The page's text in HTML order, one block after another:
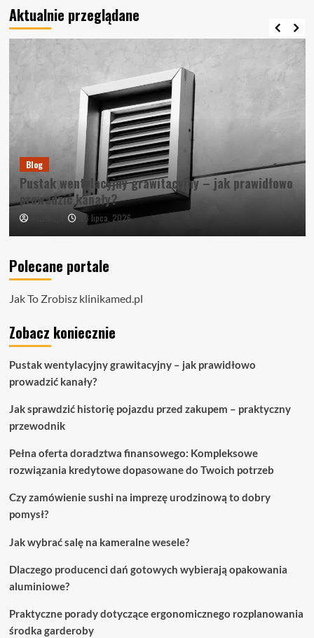
Aktualnie przeglądane
Blog
Pustak wentylacyjny grawitacyjny – jak prawidłowo
prowadzić kanały?
23 lipca, 2026
Polecane portale
Jak To Zrobisz klinikamed.pl
Zobacz koniecznie
Pustak wentylacyjny grawitacyjny – jak prawidłowo
prowadzić kanały?
Jak sprawdzić historię pojazdu przed zakupem – praktyczny
przewodnik
Pełna oferta doradztwa finansowego: Kompleksowe
rozwiązania kredytowe dopasowane do Twoich potrzeb
Czy zamówienie sushi na imprezę urodzinową to dobry
pomysł?
Jak wybrać salę na kameralne wesele?
Dlaczego producenci dań gotowych wybierają opakowania
aluminiowe?
Praktyczne porady dotyczące ergonomicznego rozplanowania
środka garderoby